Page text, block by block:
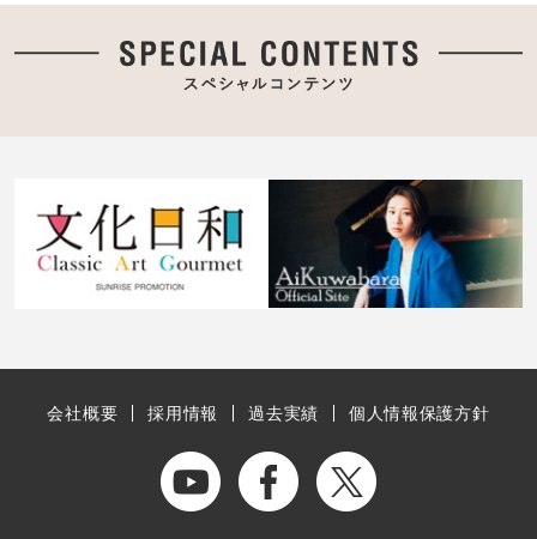
会社概要 採用情報 過去実績 個人情報保護方針